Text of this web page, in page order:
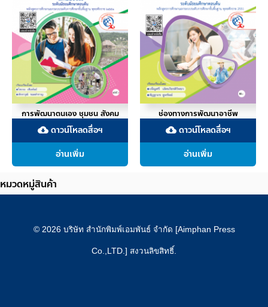
การพัฒนาตนเอง ชุมชน สังคม
cloud_downloadดาวน์โหลดสื่อฯ
อ่านเพิ่ม
ช่องทางการพัฒนาอาชีพ
cloud_downloadดาวน์โหลดสื่อฯ
อ่านเพิ่ม
หมวดหมู่สินค้า
© 2026 บริษัท สำนักพิมพ์เอมพันธ์ จำกัด [Aimphan Press
Co.,LTD.] สงวนลิขสิทธิ์.